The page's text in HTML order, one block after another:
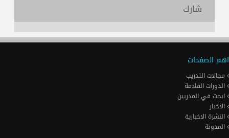
شارك
اهم الصفحات
مجالات التدريب
الدورات القادمة
ابحث في المدربين
الأخبار
النشرة الاخبارية
المدونة